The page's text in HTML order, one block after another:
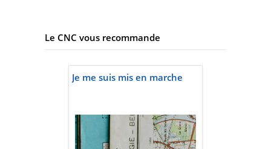
Le CNC vous recommande
Je me suis mis en marche